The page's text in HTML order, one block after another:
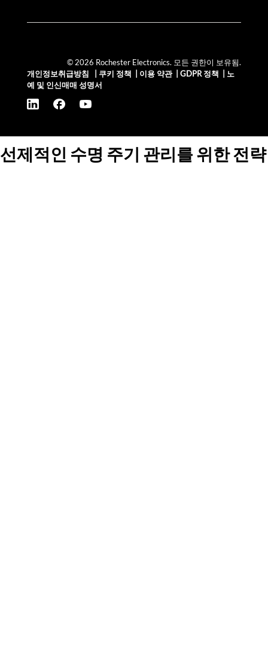
© 2026 Rochester Electronics. 모든 권한이 보유됨.
개인정보취급방침
쿠키 정책 이용 약관| GDPR 정책
노
예 및 인신매매 성명서
선제적인 수명 주기 관리를 위한 전략